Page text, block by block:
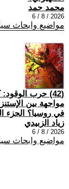
محمد حمد
2026 / 8 / 6
مواضيع وابحاث
(42) حرب
مواجهة بين
في روسيا؟ الجزء
زياد الزبيدي
2026 / 8 / 6
مواضيع وابحاث